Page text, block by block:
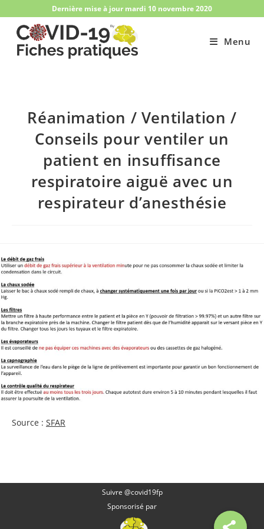
content
Dernière mise à jour mardi 10 novembre 2020
Menu
Réanimation / Ventilation /
Conseils pour ventiler un
patient en insuffisance
respiratoire aiguë avec un
respirateur d’anesthésie
Source : SFAR
Suivre @covid19fp
Sponsorisé par